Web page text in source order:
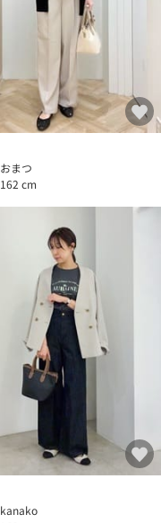
おまつ
162 cm
kanako